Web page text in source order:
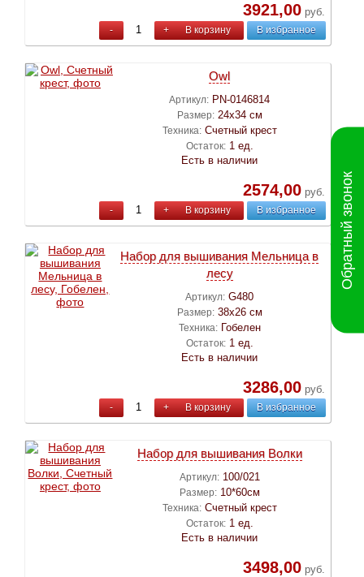
3921,00руб.
- + В корзину В избранное
Owl
Артикул: PN-0146814
Размер: 24х34 см
Техника: Счетный крест
Остаток: 1 ед.
Есть в наличии
2574,00руб.
- + В корзину В избранное
Набор для вышивания Мельница в
лесу
Артикул: G480
Размер: 38х26 см
Техника: Гобелен
Остаток: 1 ед.
Есть в наличии
3286,00руб.
- + В корзину В избранное
Набор для вышивания Волки
Артикул: 100/021
Размер: 10*60см
Техника: Счетный крест
Остаток: 1 ед.
Есть в наличии
3498,00руб.
Обратный звонок